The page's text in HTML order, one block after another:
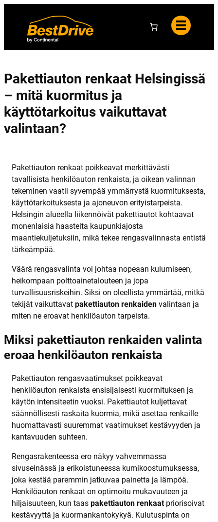
ie
i
o
t
Pakettiauton renkaat Helsingissä
– mitä kuormitus ja
käyttötarkoitus vaikuttavat
valintaan?
Pakettiauton renkaat poikkeavat merkittävästi
tavallisista henkilöauton renkaista, ja oikean valinnan
tekeminen vaatii syvempää ymmärrystä kuormituksesta,
käyttötarkoituksesta ja ajoneuvon erityistarpeista.
Helsingin alueella liikennöivät pakettiautot kohtaavat
monenlaisia haasteita kaupunkiajosta
maantiekuljetuksiin, mikä tekee rengasvalinnasta entistä
tärkeämpää.
Väärä rengasvalinta voi johtaa nopeaan kulumiseen,
heikompaan polttoainetalouteen ja jopa
turvallisuusriskeihin. Siksi on oleellista ymmärtää, mitkä
tekijät vaikuttavat pakettiauton renkaiden valintaan ja
miten ne eroavat henkilöauton tarpeista.
Miksi pakettiauton renkaiden valinta
eroaa henkilöauton renkaista
Pakettiauton rengasvaatimukset poikkeavat
henkilöauton renkaista ensisijaisesti kuormituksen ja
käytön intensiteetin vuoksi. Pakettiautot kuljettavat
säännöllisesti raskaita kuormia, mikä asettaa renkaille
huomattavasti suuremmat vaatimukset kestävyyden ja
kantavuuden suhteen.
Rengasrakenteessa ero näkyy vahvemmassa
sivuseinässä ja erikoistuneessa kumikoostumuksessa,
joka kestää paremmin jatkuvaa painetta ja lämpöä.
Henkilöauton renkaat on optimoitu mukavuuteen ja
hiljaisuuteen, kun taas pakettiauton renkaatpriorisoivat
kestävyyttä ja kuormankantokykyä. Kulutuspinta on